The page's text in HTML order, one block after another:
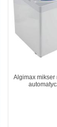
Algimax mikser